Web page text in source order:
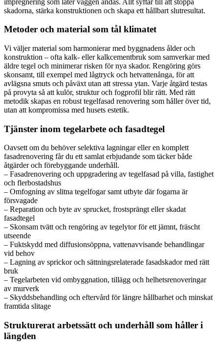
skadorna, stärka konstruktionen och skapa ett hållbart slutresultat.
Metoder och material som tål klimatet
Vi väljer material som harmonierar med byggnadens ålder och
konstruktion – ofta kalk- eller kalkcementbruk som samverkar med
äldre tegel och minimerar risken för nya skador. Rengöring görs
skonsamt, till exempel med lågtryck och hetvattenånga, för att
avlägsna smuts och påväxt utan att stressa ytan. Varje åtgärd testas
på provyta så att kulör, struktur och fogprofil blir rätt. Med rätt
metodik skapas en robust tegelfasad renovering som håller över tid,
utan att kompromissa med husets estetik.
Tjänster inom tegelarbete och fasadtegel
Oavsett om du behöver selektiva lagningar eller en komplett
fasadrenovering får du ett samlat erbjudande som täcker både
åtgärder och förebyggande underhåll.
– Fasadrenovering och uppgradering av tegelfasad på villa, fastighet
och flerbostadshus
– Omfogning av slitna tegelfogar samt utbyte där fogarna är
försvagade
– Reparation och byte av sprucket, frostsprängt eller skadat
fasadtegel
– Skonsam tvätt och rengöring av tegelytor för ett jämnt, fräscht
utseende
– Fuktskydd med diffusionsöppna, vattenavvisande behandlingar
vid behov
– Lagning av sprickor och sättningsrelaterade fasadskador med rätt
bruk
– Tegelarbeten vid ombyggnation, tillägg och helhetsrenoveringar
av murverk
– Skyddsbehandling och eftervård för längre hållbarhet och minskat
framtida slitage
Strukturerat arbetssätt och underhåll som håller i
längden